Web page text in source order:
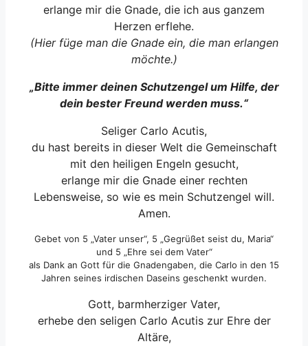
erlange mir die Gnade, die ich aus ganzem
Herzen erflehe.
(Hier füge man die Gnade ein, die man erlangen
möchte.)
„Bitte immer deinen Schutzengel um Hilfe, der
dein bester Freund werden muss.“
Seliger Carlo Acutis,
du hast bereits in dieser Welt die Gemeinschaft
mit den heiligen Engeln gesucht,
erlange mir die Gnade einer rechten
Lebensweise, so wie es mein Schutzengel will.
Amen.
Gebet von 5 „Vater unser“, 5 „Gegrüßet seist du, Maria“
und 5 „Ehre sei dem Vater“
als Dank an Gott für die Gnadengaben, die Carlo in den 15
Jahren seines irdischen Daseins geschenkt wurden.
Gott, barmherziger Vater,
erhebe den seligen Carlo Acutis zur Ehre der
Altäre,